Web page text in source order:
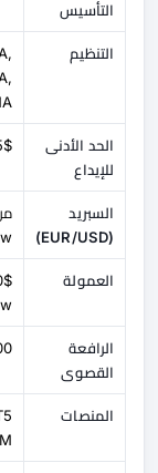
التأسيس
التنظيم
الحد الأدنى
للإيداع
السبريد
(EUR/USD)
العمولة
الرافعة
القصوى
المنصات